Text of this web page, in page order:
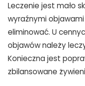
Leczenie jest mało
wyraźnymi
eliminować. U
objawów należy
Konieczna jest
zbilansowane